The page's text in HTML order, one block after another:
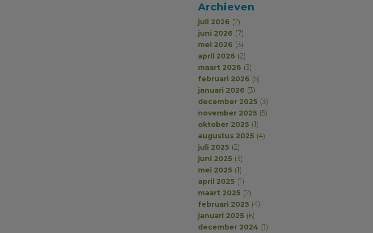
Archieven
juli 2026 (2)
juni 2026 (7)
mei 2026 (3)
april 2026 (2)
maart 2026 (3)
februari 2026 (5)
januari 2026 (3)
december 2025 (3)
november 2025 (5)
oktober 2025 (1)
augustus 2025 (4)
juli 2025 (2)
juni 2025 (3)
mei 2025 (1)
april 2025 (1)
maart 2025 (2)
februari 2025 (4)
januari 2025 (6)
december 2024 (1)